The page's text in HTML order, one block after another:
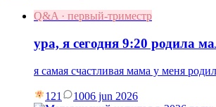
Q&A · первый-триместр
ура, я сегодня 9:20 родила
я самая счастливая мама у меня
121 1006 jun 2026